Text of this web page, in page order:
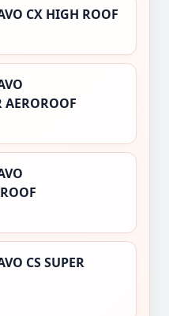
CX HIGH ROOF
AEROROOF
CS SUPER